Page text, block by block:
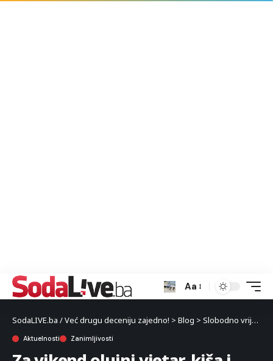
Aa
SodaLIVE.ba / Već drugu deceniju zajedno! > Blog > Slobodno vrijeme
Aktuelnosti Zanimljivosti